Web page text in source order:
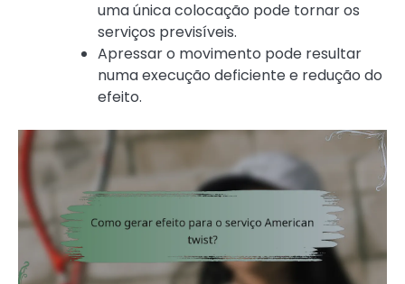
uma única colocação pode tornar os
serviços previsíveis.
Apressar o movimento pode resultar
numa execução deficiente e redução do
efeito.